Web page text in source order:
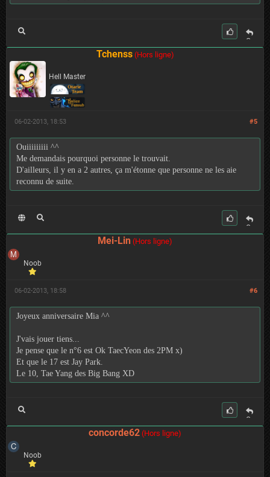
C
it
Tchenss (Hors ligne)
Hell Master
#5
06-02-2013, 18:53
Ouiiiiiiiii ^^
Me demandais pourquoi personne le trouvait.
D'ailleurs, il y en a 2 autres, ça m'étonne que personne ne les aie
reconnu de suite.
C
Mei-Lin (Hors ligne)
Noob
#6
06-02-2013, 18:58
Joyeux anniversaire Mia ^^
J'vais jouer tiens...
Je pense que le n°6 est Ok TaecYeon des 2PM x)
Et que le 17 est Jay Park.
Le 10, Tae Yang des Big Bang XD
C
concorde62 (Hors ligne)
Noob